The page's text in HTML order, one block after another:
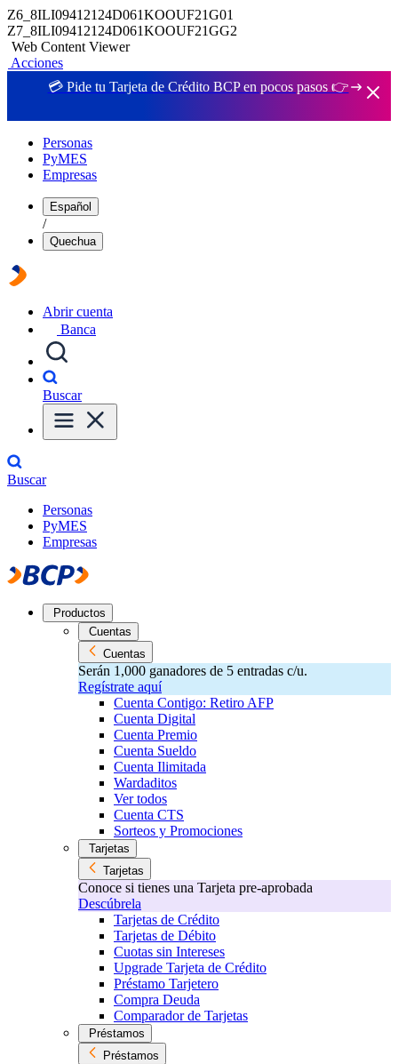
Z6_8ILI09412124D061KOOUF21G01
Z7_8ILI09412124D061KOOUF21GG2
Web Content Viewer
Acciones
💳 Pide tu Tarjeta de Crédito BCP en pocos pasos 👉
Personas
PyMES
Empresas
Español
/
Quechua
Abrir cuenta
Banca
Buscar
Buscar
Personas
PyMES
Empresas
Productos
Cuentas
Cuentas
Serán 1,000 ganadores de 5 entradas c/u.
Regístrate aquí
Cuenta Contigo: Retiro AFP
Cuenta Digital
Cuenta Premio
Cuenta Sueldo
Cuenta Ilimitada
Wardaditos
Ver todos
Cuenta CTS
Sorteos y Promociones
Tarjetas
Tarjetas
Conoce si tienes una Tarjeta pre-aprobada
Descúbrela
Tarjetas de Crédito
Tarjetas de Débito
Cuotas sin Intereses
Upgrade Tarjeta de Crédito
Préstamo Tarjetero
Compra Deuda
Comparador de Tarjetas
Préstamos
Préstamos